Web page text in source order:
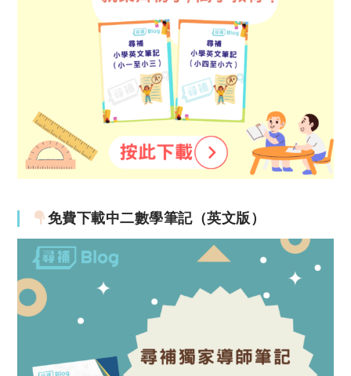
免費下載中二數學筆記（英文版）